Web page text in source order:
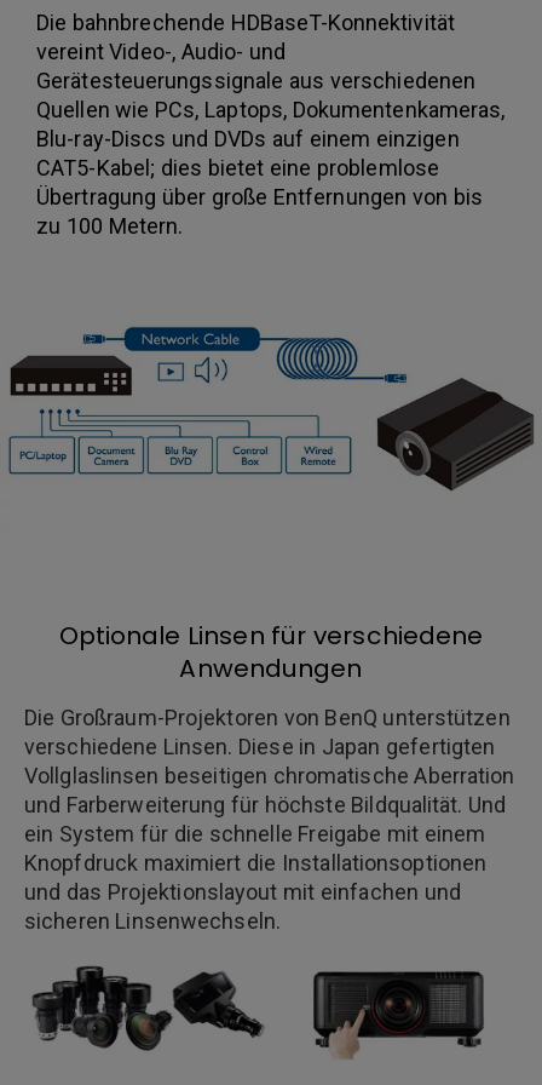
Die bahnbrechende HDBaseT-Konnektivität
vereint Video-, Audio- und
Gerätesteuerungssignale aus verschiedenen
Quellen wie PCs, Laptops, Dokumentenkameras,
Blu-ray-Discs und DVDs auf einem einzigen
CAT5-Kabel; dies bietet eine problemlose
Übertragung über große Entfernungen von bis
zu 100 Metern.
Optionale Linsen für verschiedene
Anwendungen
Die Großraum-Projektoren von BenQ unterstützen
verschiedene Linsen. Diese in Japan gefertigten
Vollglaslinsen beseitigen chromatische Aberration
und Farberweiterung für höchste Bildqualität. Und
ein System für die schnelle Freigabe mit einem
Knopfdruck maximiert die Installationsoptionen
und das Projektionslayout mit einfachen und
sicheren Linsenwechseln.